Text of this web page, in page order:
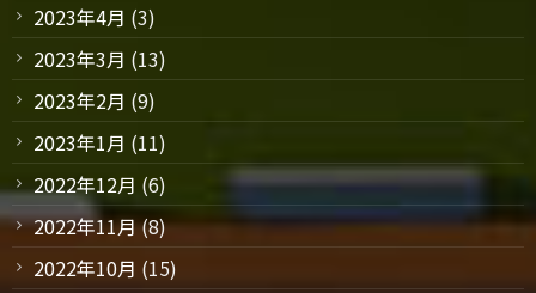
2023年4月 (3)
2023年3月 (13)
2023年2月 (9)
2023年1月 (11)
2022年12月 (6)
2022年11月(8)
2022年10月 (15)